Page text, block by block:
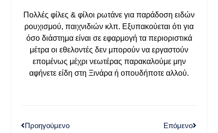
Πολλές φίλες & φίλοι ρωτάνε για παράδοση ειδών
ρουχισμού, παιχνιδιών κλπ. Eξυπακούεται ότι για
όσο διάστημα είναι σε εφαρμογή τα περιοριστικά
μέτρα οι εθελοντές δεν μπορούν να εργαστούν
επομένως μέχρι νεωτέρας παρακαλούμε μην
αφήνετε είδη στη Ξινάρα ή οπουδήποτε αλλού.
Προηγούμενο Επόμενο